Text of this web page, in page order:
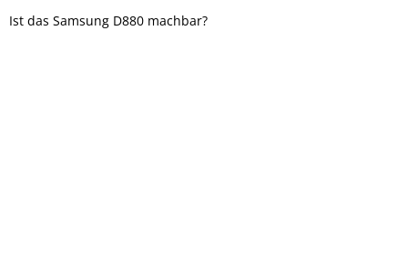
Ist das Samsung D880 machbar?